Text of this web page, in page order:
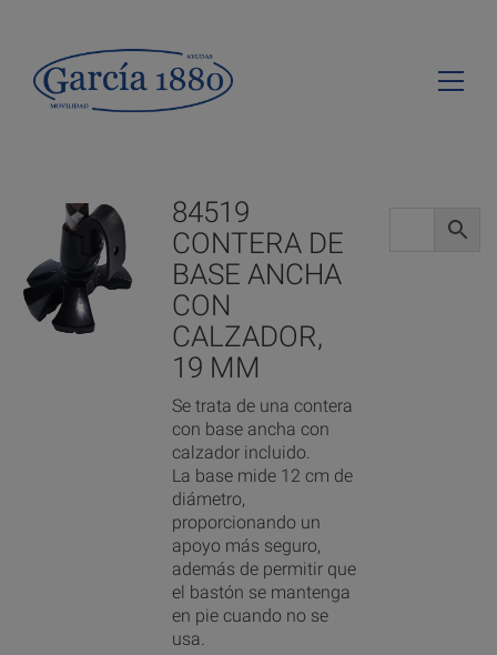
84519
CONTERA DE
BASE ANCHA
CON
CALZADOR,
19 MM
Se trata de una contera
con base ancha con
calzador incluido.
La base mide 12 cm de
diámetro,
proporcionando un
apoyo más seguro,
además de permitir que
el bastón se mantenga
en pie cuando no se
usa.